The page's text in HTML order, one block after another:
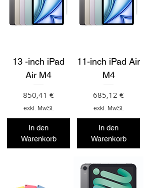
13 -inch iPad
Air M4
Preis
850,41 €
exkl. MwSt.
In den
Warenkorb
11-inch iPad Air
M4
Preis
685,12 €
exkl. MwSt.
In den
Warenkorb